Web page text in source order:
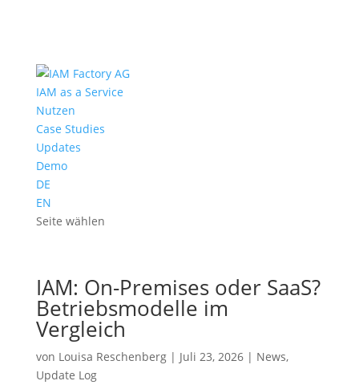
IAM as a Service
Nutzen
Case Studies
Updates
Demo
DE
EN
Seite wählen
IAM: On-Premises oder SaaS?
Betriebsmodelle im
Vergleich
von Louisa Reschenberg| Juli 23, 2026| News,
Update Log